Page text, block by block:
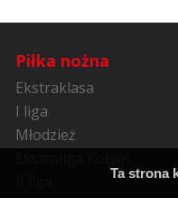
Piłka nożna
Ekstraklasa
I liga
Młodzież
Ta strona